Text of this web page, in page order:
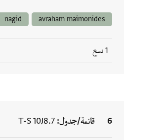
avraham maimonides
nagid
1 نسخ
6 قائمة/جدول T-S 10J8.7